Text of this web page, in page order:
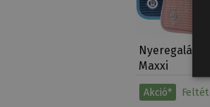
Nyeregalátét
Maxxi
Akció*